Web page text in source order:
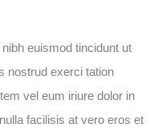
euismod tincidunt ut
nostrud exerci tation
vel eum iriure dolor in
facilisis at vero eros et